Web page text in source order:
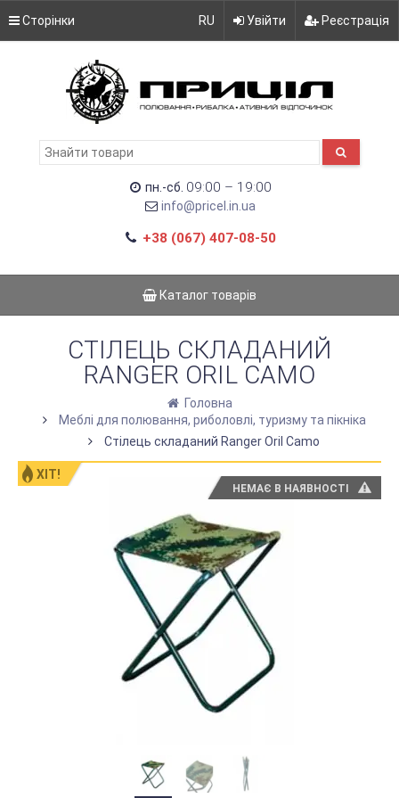
Сторінки RU Увійти Реєстрація
пн.-сб. 09:00 – 19:00
info@pricel.in.ua
+38 (067) 407-08-50
Каталог товарів
СТІЛЕЦЬ СКЛАДАНИЙ
RANGER ORIL CAMO
Головна
Меблі для полювання, риболовлі, туризму та пікніка
Стілець складаний Ranger Oril Camo
ХІТ!
НЕМАЄ В НАЯВНОСТІ